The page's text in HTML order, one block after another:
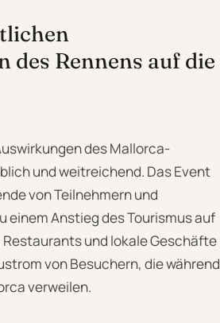
des Rennens auf die
des Mallorca-
und weitreichend. Das Event
von Teilnehmern und
einem Anstieg des Tourismus auf
und lokale Geschäfte
von Besuchern, die während
verweilen.